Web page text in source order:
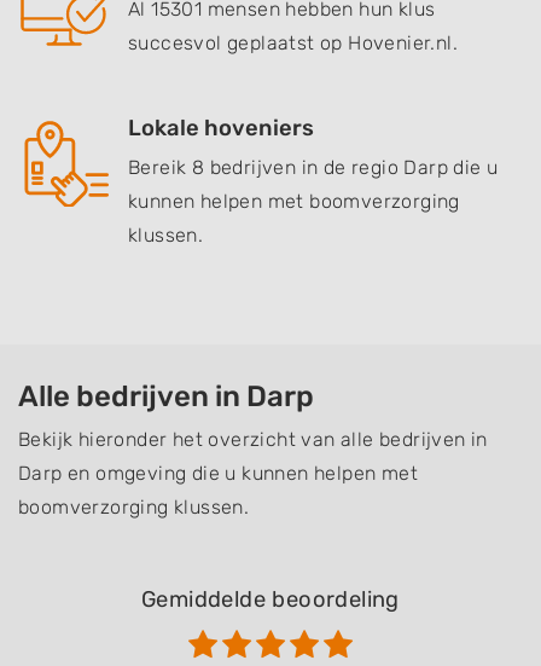
Al 15301 mensen hebben hun klus
succesvol geplaatst op Hovenier.nl.
Lokale hoveniers
Bereik 8 bedrijven in de regio Darp die u
kunnen helpen met boomverzorging
klussen.
Alle bedrijven in Darp
Bekijk hieronder het overzicht van alle bedrijven in
Darp en omgeving die u kunnen helpen met
boomverzorging klussen.
Gemiddelde beoordeling